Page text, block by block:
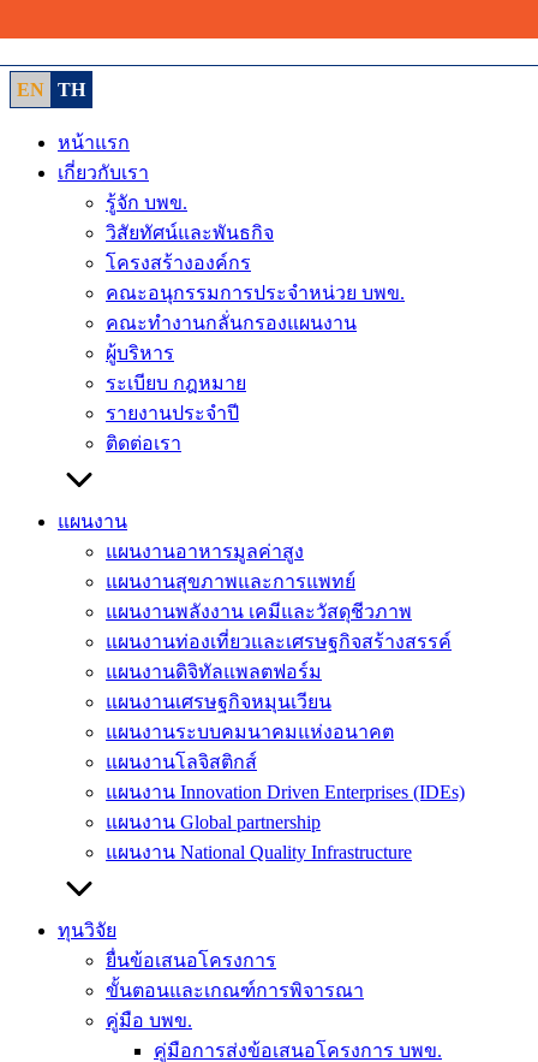
to
content
EN
TH
หน้าแรก
เกี่ยวกับเรา
รู้จัก บพข.
วิสัยทัศน์และพันธกิจ
โครงสร้างองค์กร
คณะอนุกรรมการประจำหน่วย บพข.
คณะทำงานกลั่นกรองแผนงาน
ผู้บริหาร
ระเบียบ กฎหมาย
รายงานประจำปี
ติดต่อเรา
แผนงาน
แผนงานอาหารมูลค่าสูง
แผนงานสุขภาพและการแพทย์
แผนงานพลังงาน เคมีและวัสดุชีวภาพ
แผนงานท่องเที่ยวและเศรษฐกิจสร้างสรรค์
แผนงานดิจิทัลแพลตฟอร์ม
แผนงานเศรษฐกิจหมุนเวียน
แผนงานระบบคมนาคมแห่งอนาคต
แผนงานโลจิสติกส์
แผนงาน Innovation Driven Enterprises (IDEs)
แผนงาน Global partnership
แผนงาน National Quality Infrastructure
ทุนวิจัย
ยื่นข้อเสนอโครงการ
ขั้นตอนและเกณฑ์การพิจารณา
คู่มือ บพข.
คู่มือการส่งข้อเสนอโครงการ บพข.